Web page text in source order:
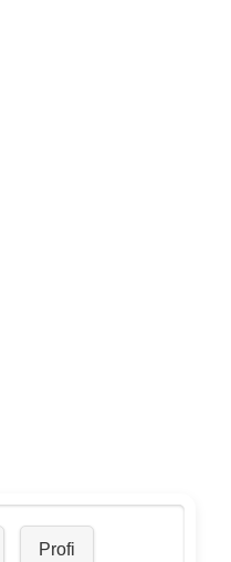
Profi